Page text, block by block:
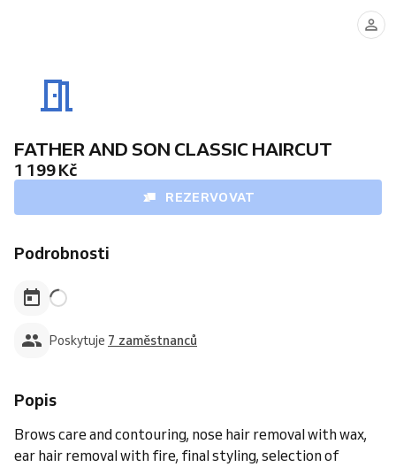
FATHER AND SON CLASSIC HAIRCUT
1 199 Kč
REZERVOVAT
Podrobnosti
Poskytuje 7 zaměstnanců
Popis
Brows care and contouring, nose hair removal with wax,
ear hair removal with fire, final styling, selection of